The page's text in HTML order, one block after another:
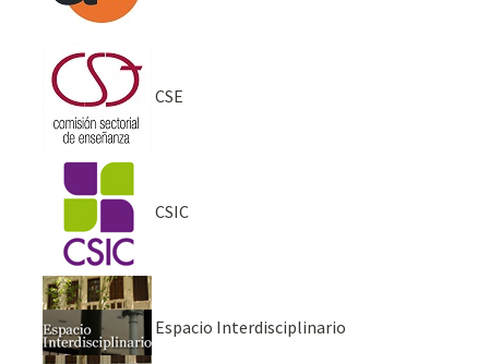
CSE
CSIC
Espacio Interdisciplinario